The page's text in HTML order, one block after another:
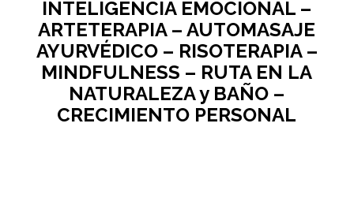
INTELIGENCIA EMOCIONAL –
ARTETERAPIA – AUTOMASAJE
AYURVÉDICO – RISOTERAPIA –
MINDFULNESS – RUTA EN LA
NATURALEZA y BAÑO –
CRECIMIENTO PERSONAL